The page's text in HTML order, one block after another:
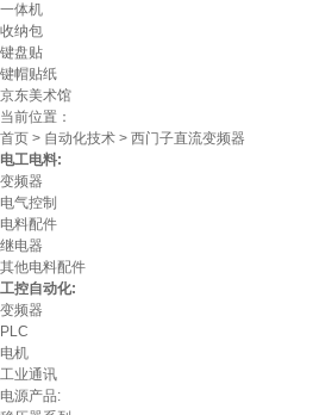
一体机
收纳包
键盘贴
键帽贴纸
京东美术馆
当前位置：
首页 > 自动化技术 > 西门子直流变频器
电工电料:
变频器
电气控制
电料配件
继电器
其他电料配件
工控自动化:
变频器
PLC
电机
工业通讯
电源产品: